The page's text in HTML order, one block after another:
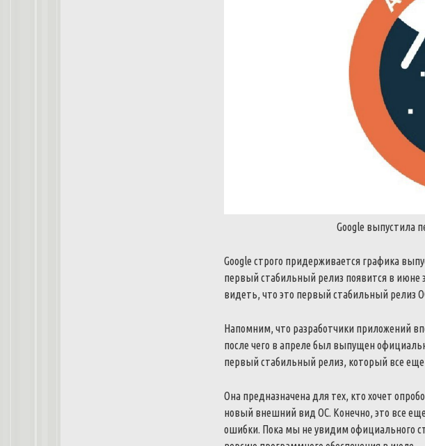
Google выпустила
Google строго придерживается графика
первыйстабильный релиз появится в июне
видеть, что это первыйстабильный релиз
Напомним, что разработчики приложений
после чего в апреле был выпущен
первыйстабильный релиз, который все еще
Она предназначена для тех, кто хочет
новый внешний вид ОС. Конечно, это все еще
ошибки. Пока мы не увидимофициального